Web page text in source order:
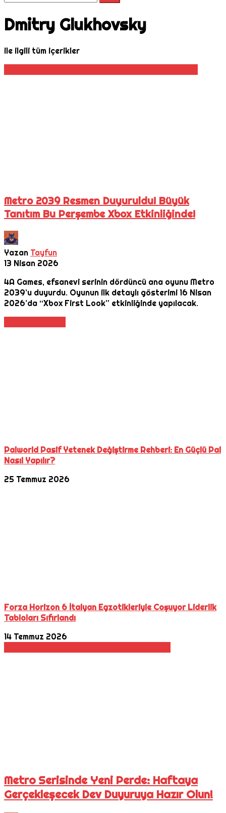
Dmitry Glukhovsky
ile ilgili tüm içerikler
Metro 2039 Resmen Duyuruldu! Büyük
Tanıtım Bu Perşembe Xbox Etkinliğinde!
Yazan Tayfun
13 Nisan 2026
4A Games, efsanevi serinin dördüncü ana oyunu Metro
2039’u duyurdu. Oyunun ilk detaylı gösterimi 16 Nisan
2026’da “Xbox First Look” etkinliğinde yapılacak.
Palworld Pasif Yetenek Değiştirme Rehberi: En Güçlü Pal
Nasıl Yapılır?
25 Temmuz 2026
Forza Horizon 6 İtalyan Egzotikleriyle Coşuyor Liderlik
Tabloları Sıfırlandı
14 Temmuz 2026
Metro Serisinde Yeni Perde: Haftaya
Gerçekleşecek Dev Duyuruya Hazır Olun!